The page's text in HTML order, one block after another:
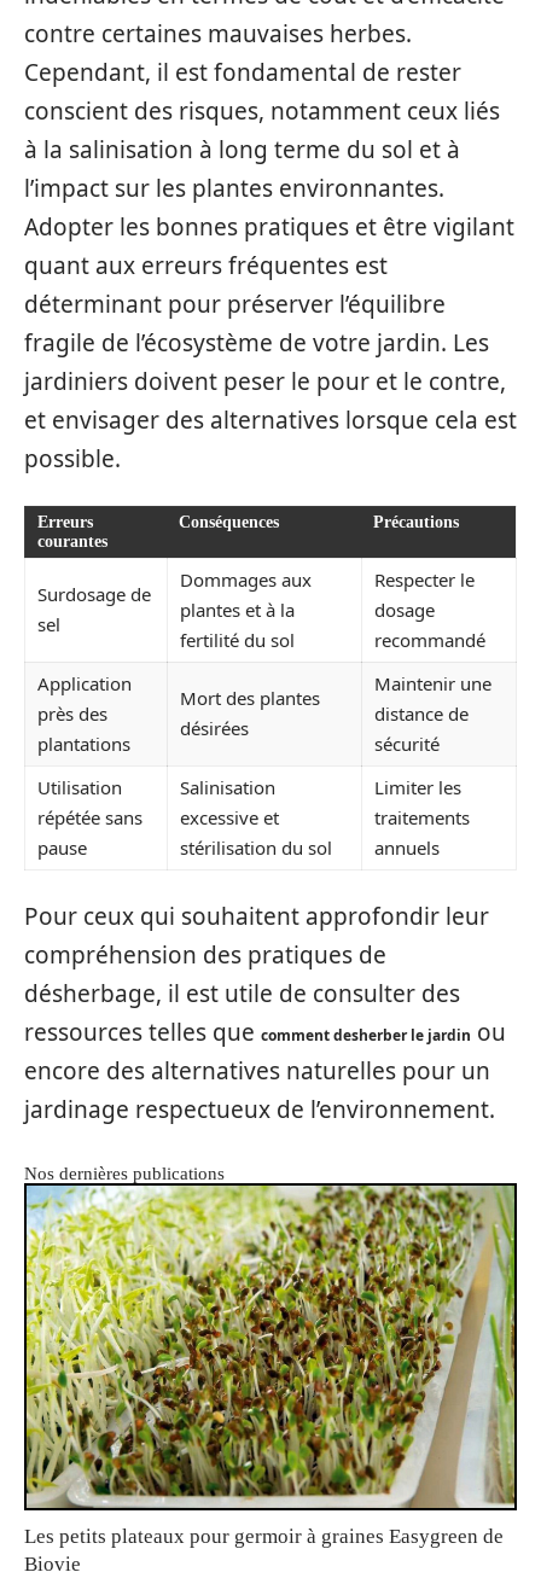
contre certaines mauvaises herbes.
Cependant, il est fondamental de rester
conscient des risques, notamment ceux liés
à la salinisation à long terme du sol et à
l’impact sur les plantes environnantes.
Adopter les bonnes pratiques et être vigilant
quant aux erreurs fréquentes est
déterminant pour préserver l’équilibre
fragile de l’écosystème de votre jardin. Les
jardiniers doivent peser le pour et le contre,
et envisager des alternatives lorsque cela est
possible.
Erreurs
courantes
Conséquences Précautions
Surdosage de
sel
Dommages aux
plantes et à la
fertilité du sol
Respecter le
dosage
recommandé
Application
près des
plantations
Mort des plantes
désirées
Maintenir une
distance de
sécurité
Utilisation
répétée sans
pause
Salinisation
excessive et
stérilisation du sol
Limiter les
traitements
annuels
Pour ceux qui souhaitent approfondir leur
compréhension des pratiques de
désherbage, il est utile de consulter des
ressources telles que comment desherber le jardin ou
encore des alternatives naturelles pour un
jardinage respectueux de l’environnement.
Nos dernières publications
Les petits plateaux pour germoir à graines Easygreen de
Biovie